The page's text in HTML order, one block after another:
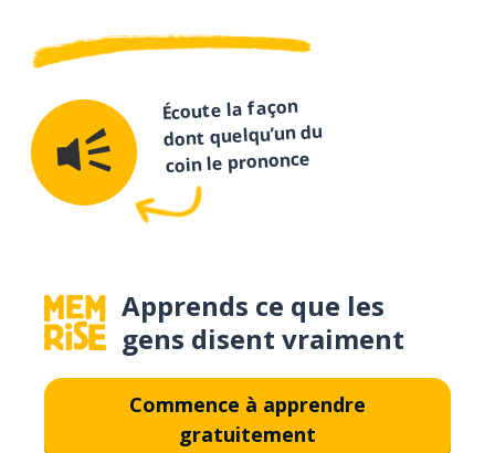
Écoute la façon
dont quelqu’un du
coin le prononce
Apprends ce que les
gens disent vraiment
Commence à apprendre
gratuitement